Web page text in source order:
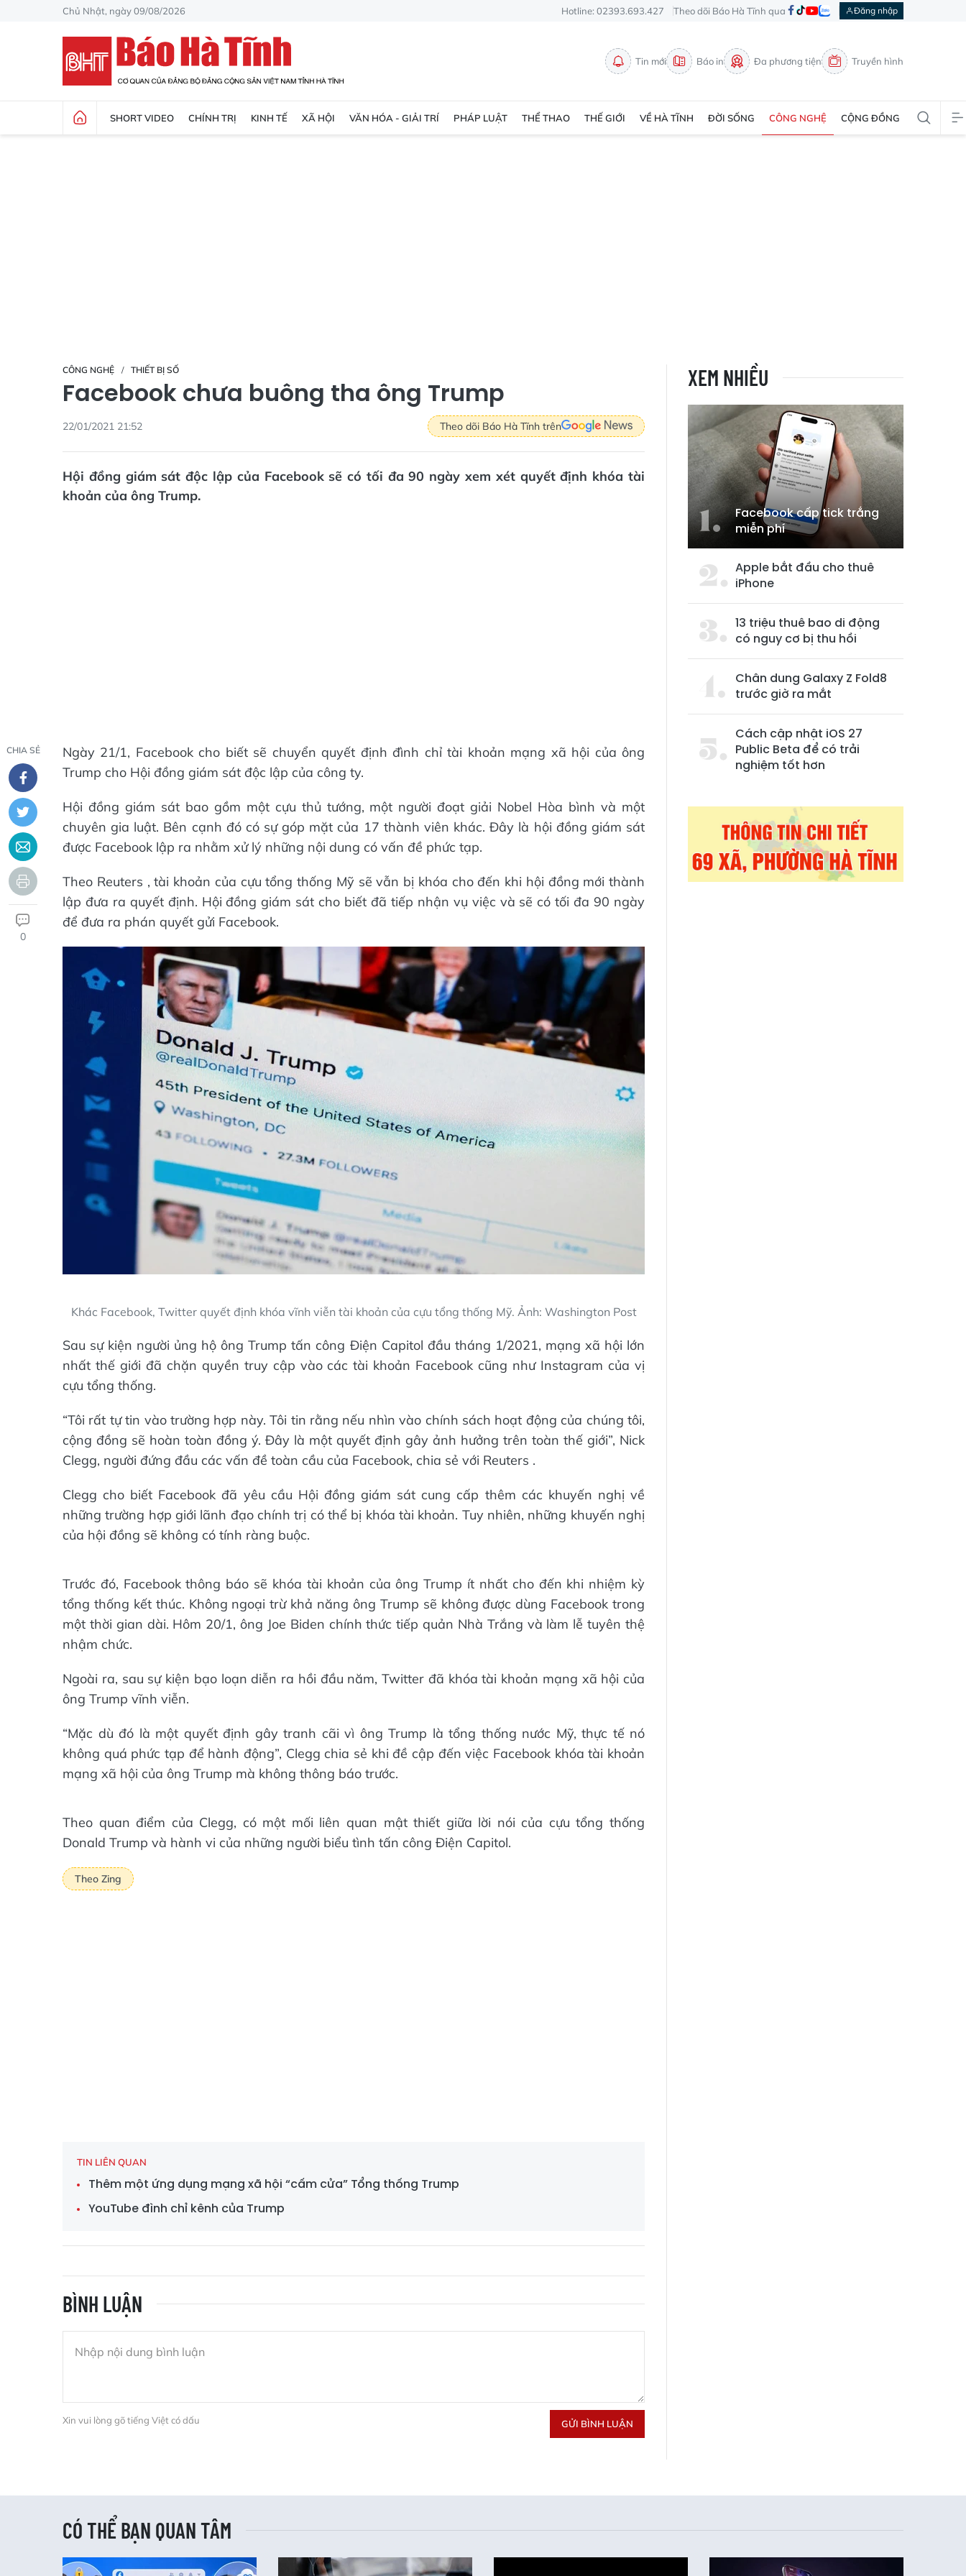
Chủ Nhật, ngày 09/08/2026 Hotline: 02393.693.427 Theo dõi Báo Hà Tĩnh qua Đăng nhập
Tin mới Báo in Đa phương tiện Truyền hình
SHORT VIDEO CHÍNH TRỊ KINH TẾ XÃ HỘI VĂN HÓA - GIẢI TRÍ PHÁP LUẬT THỂ THAO THẾ GIỚI VỀ HÀ TĨNH ĐỜI SỐNG CÔNG NGHỆ CỘNG ĐỒNG
CÔNG NGHỆ THIẾT BỊ SỐ
Facebook chưa buông tha ông Trump
22/01/2021 21:52 Theo dõi Báo Hà Tĩnh trên
Hội đồng giám sát độc lập của Facebook sẽ có tối đa 90 ngày xem xét quyết định khóa tài
khoản của ông Trump.
CHIA SẺ
0
Ngày 21/1, Facebook cho biết sẽ chuyển quyết định đình chỉ tài khoản mạng xã hội của ông
Trump cho Hội đồng giám sát độc lập của công ty.
Hội đồng giám sát bao gồm một cựu thủ tướng, một người đoạt giải Nobel Hòa bình và một
chuyên gia luật. Bên cạnh đó có sự góp mặt của 17 thành viên khác. Đây là hội đồng giám sát
được Facebook lập ra nhằm xử lý những nội dung có vấn đề phức tạp.
Theo Reuters , tài khoản của cựu tổng thống Mỹ sẽ vẫn bị khóa cho đến khi hội đồng mới thành
lập đưa ra quyết định. Hội đồng giám sát cho biết đã tiếp nhận vụ việc và sẽ có tối đa 90 ngày
để đưa ra phán quyết gửi Facebook.
Khác Facebook, Twitter quyết định khóa vĩnh viễn tài khoản của cựu tổng thống Mỹ. Ảnh: Washington Post
Sau sự kiện người ủng hộ ông Trump tấn công Điện Capitol đầu tháng 1/2021, mạng xã hội lớn
nhất thế giới đã chặn quyền truy cập vào các tài khoản Facebook cũng như Instagram của vị
cựu tổng thống.
“Tôi rất tự tin vào trường hợp này. Tôi tin rằng nếu nhìn vào chính sách hoạt động của chúng tôi,
cộng đồng sẽ hoàn toàn đồng ý. Đây là một quyết định gây ảnh hưởng trên toàn thế giới”, Nick
Clegg, người đứng đầu các vấn đề toàn cầu của Facebook, chia sẻ với Reuters .
Clegg cho biết Facebook đã yêu cầu Hội đồng giám sát cung cấp thêm các khuyến nghị về
những trường hợp giới lãnh đạo chính trị có thể bị khóa tài khoản. Tuy nhiên, những khuyến nghị
của hội đồng sẽ không có tính ràng buộc.
Trước đó, Facebook thông báo sẽ khóa tài khoản của ông Trump ít nhất cho đến khi nhiệm kỳ
tổng thống kết thúc. Không ngoại trừ khả năng ông Trump sẽ không được dùng Facebook trong
một thời gian dài. Hôm 20/1, ông Joe Biden chính thức tiếp quản Nhà Trắng và làm lễ tuyên thệ
nhậm chức.
Ngoài ra, sau sự kiện bạo loạn diễn ra hồi đầu năm, Twitter đã khóa tài khoản mạng xã hội của
ông Trump vĩnh viễn.
“Mặc dù đó là một quyết định gây tranh cãi vì ông Trump là tổng thống nước Mỹ, thực tế nó
không quá phức tạp để hành động”, Clegg chia sẻ khi đề cập đến việc Facebook khóa tài khoản
mạng xã hội của ông Trump mà không thông báo trước.
Theo quan điểm của Clegg, có một mối liên quan mật thiết giữa lời nói của cựu tổng thống
Donald Trump và hành vi của những người biểu tình tấn công Điện Capitol.
Theo Zing
TIN LIÊN QUAN
Thêm một ứng dụng mạng xã hội “cấm cửa” Tổng thống Trump
YouTube đình chỉ kênh của Trump
BÌNH LUẬN
Xin vui lòng gõ tiếng Việt có dấu GỬI BÌNH LUẬN
XEM NHIỀU
Facebook cấp tick trắng
miễn phí
Apple bắt đầu cho thuê
iPhone
13 triệu thuê bao di động
có nguy cơ bị thu hồi
Chân dung Galaxy Z Fold8
trước giờ ra mắt
Cách cập nhật iOS 27
Public Beta để có trải
nghiệm tốt hơn
CÓ THỂ BẠN QUAN TÂM